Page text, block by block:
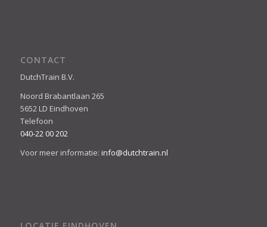
CONTACT
DutchTrain B.V.
Noord Brabantlaan 265
5652 LD Eindhoven
Telefoon
040-22 00 202
Voor meer informatie: info@dutchtrain.nl